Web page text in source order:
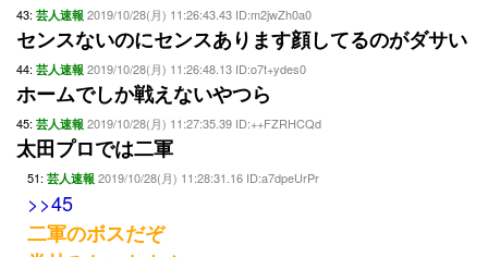
43: 芸人速報 2019/10/28(月) 11:26:43.43 ID:m2jwZh0a0
センスないのにセンスあります顔してるのがダサい
44: 芸人速報 2019/10/28(月) 11:26:48.13 ID:o7t+ydes0
ホームでしか戦えないやつら
45: 芸人速報 2019/10/28(月) 11:27:35.39 ID:++FZRHCQd
太田プロでは二軍
51: 芸人速報 2019/10/28(月) 11:28:31.16 ID:a7dpeUrPr
>>45
二軍のボスだぞ